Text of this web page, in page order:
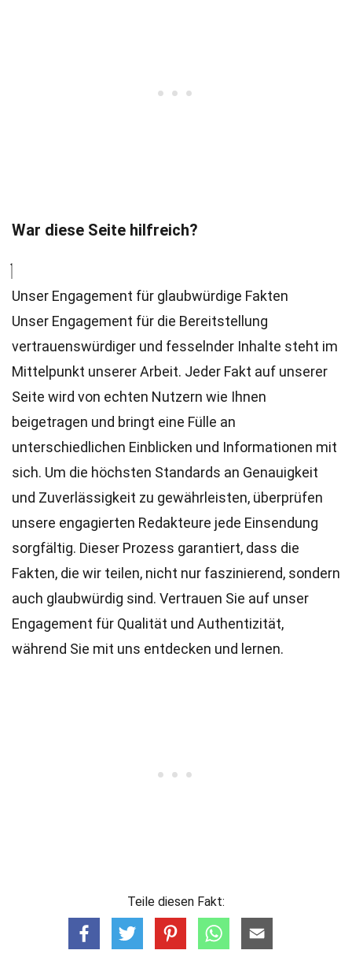
War diese Seite hilfreich?
Unser Engagement für glaubwürdige Fakten
Unser Engagement für die Bereitstellung
vertrauenswürdiger und fesselnder Inhalte steht im
Mittelpunkt unserer Arbeit. Jeder Fakt auf unserer
Seite wird von echten Nutzern wie Ihnen
beigetragen und bringt eine Fülle an
unterschiedlichen Einblicken und Informationen mit
sich. Um die höchsten Standards an Genauigkeit
und Zuverlässigkeit zu gewährleisten, überprüfen
unsere engagierten Redakteure jede Einsendung
sorgfältig. Dieser Prozess garantiert, dass die
Fakten, die wir teilen, nicht nur faszinierend, sondern
auch glaubwürdig sind. Vertrauen Sie auf unser
Engagement für Qualität und Authentizität,
während Sie mit uns entdecken und lernen.
Teile diesen Fakt: